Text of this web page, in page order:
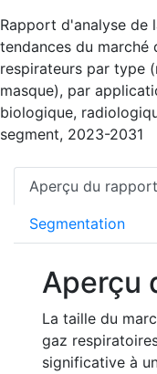
Rapport d'analyse de
tendances du marché
respirateurs par type
masque), par
biologique,
segment, 2023-2031
Aperçu du rapport
Segmentation
Aperçu
La taille du
gaz
significative à